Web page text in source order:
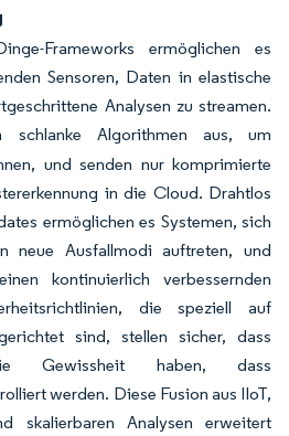
Frameworks ermöglichen es
Sensoren, Daten in elastische
Analysen zu streamen.
schlanke Algorithmen aus, um
und senden nur komprimierte
in die Cloud. Drahtlos
ermöglichen es Systemen, sich
neue Ausfallmodi auftreten, und
kontinuierlich verbessernden
die speziell auf
sind, stellen sicher, dass
Gewissheit haben, dass
werden. Diese Fusion aus IIoT,
skalierbaren Analysen erweitert